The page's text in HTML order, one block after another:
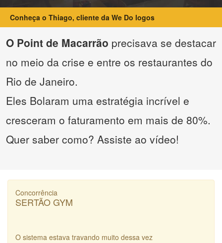
Conheça o Thiago, cliente da We Do logos
O Point de Macarrão precisava se destacar
no meio da crise e entre os restaurantes do
Rio de Janeiro.
Eles Bolaram uma estratégia incrível e
cresceram o faturamento em mais de 80%.
Quer saber como? Assiste ao vídeo!
Concorrência
SERTÃO GYM
O sistema estava travando muito dessa vez